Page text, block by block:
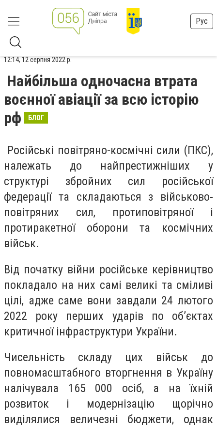
Рус
12:14, 12 серпня 2022 р.
Найбільша одночасна втрата
воєнної авіації за всю історію
рф
БЛОГ
Російські повітряно-космічні сили (ПКС),
належать до найпрестижніших у
структурі збройних сил російської
федерації та складаються з військово-
повітряних сил, протиповітряної і
протиракетної оборони та космічних
військ.
Від початку війни російське керівництво
покладало на них самі великі та сміливі
цілі, адже саме вони завдали 24 лютого
2022 року перших ударів по об’єктах
критичної інфраструктури України.
Чисельність складу цих військ до
повномасштабного вторгнення в Україну
налічувала 165 000 осіб, а на їхній
розвиток і модернізацію щорічно
виділялися величезні бюджети, однак